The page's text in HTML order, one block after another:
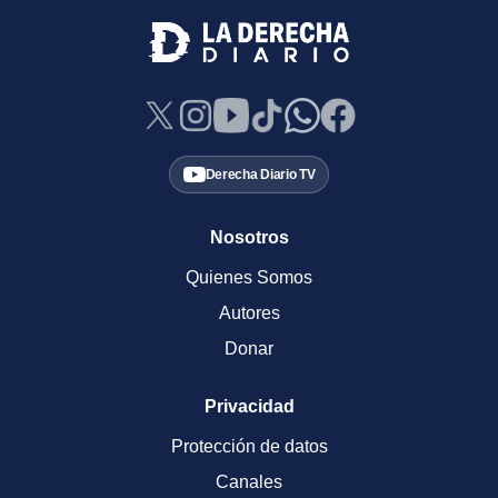
Derecha Diario TV
Nosotros
Quienes Somos
Autores
Donar
Privacidad
Protección de datos
Canales